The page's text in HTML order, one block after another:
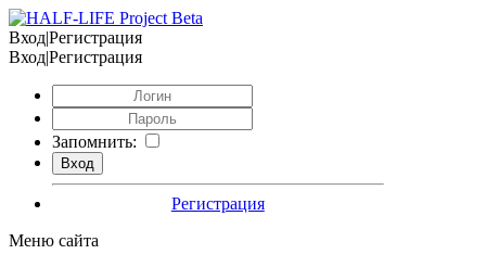
Вход|Регистрация
Вход|Регистрация
Запомнить:
Регистрация
Меню сайта